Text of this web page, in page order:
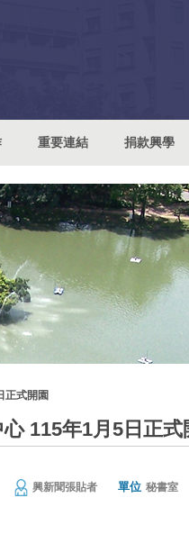
重要連結 捐款興學
正式開園
115年1月5日正式
興新聞張貼者 單位 秘書室